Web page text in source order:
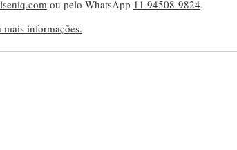
ou pelo WhatsApp 11 94508-9824.
informações.